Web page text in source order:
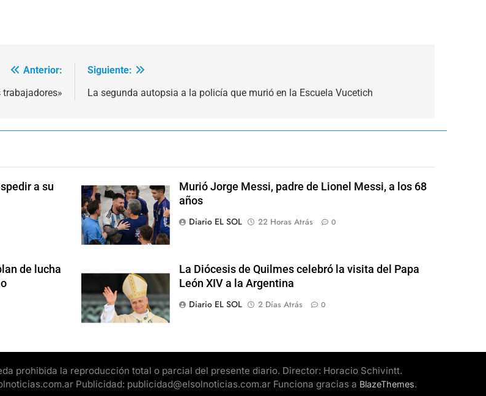
Anterior:
Siguiente:
La segunda autopsia a la policía que murió en la Escuela Vucetich
a su
Murió Jorge Messi, padre de Lionel Messi, a los 68
años
Diario EL SOL
22 Horas Atrás 0
de lucha
La Diócesis de Quilmes celebró la visita del Papa
León XIV a la Argentina
Diario EL SOL
2 Días Atrás 0
prohibida la reproducción total o parcial del presente diario. Director: Horacio Schivintt.
Publicidad: publicidad@elsolnoticias.com.ar Funciona gracias a BlazeThemes.